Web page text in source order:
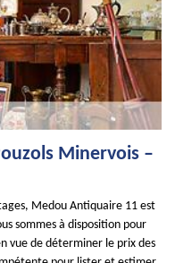
Minervois –
Medou Antiquaire 11 est
sommes à disposition pour
vue de déterminer le prix des